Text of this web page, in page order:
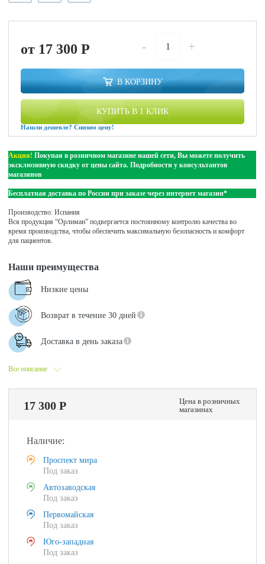
от 17 300P - +
В КОРЗИНУ
КУПИТЬ В 1 КЛИК
Нашли дешевле? Снизим цену!
Акция! Покупая в розничном магазине нашей сети, Вы можете получить
эксклюзивную скидку от цены сайта. Подробности у консультантов
магазинов
Бесплатная доставка по России при заказе через интернет магазин*
Производство: Испания
Вся продукция “Орлиман” подвергается постоянному контролю качества во
время производства, чтобы обеспечить максимальную безопасность и комфорт
для пациентов.
Все описание
Наши преимущества
Низкие цены
Возврат в течение 30 дней
Доставка в день заказа
17 300 Р
Цена в розничных
магазинах
Наличие:
Проспект мира
Под заказ
Автозаводская
Под заказ
Первомайская
Под заказ
Юго-западная
Под заказ